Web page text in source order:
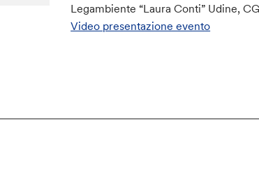
Legambiente “Laura Conti” Udine,
Video presentazione evento